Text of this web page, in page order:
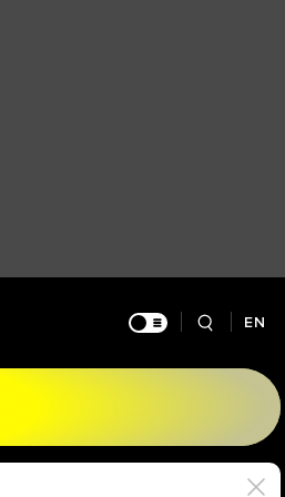
EN